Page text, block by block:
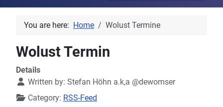
You are here: Home Wolust Termine
Wolust Termin
Details
Written by: Stefan Höhn a.k,a @dewomser
Category: RSS-Feed